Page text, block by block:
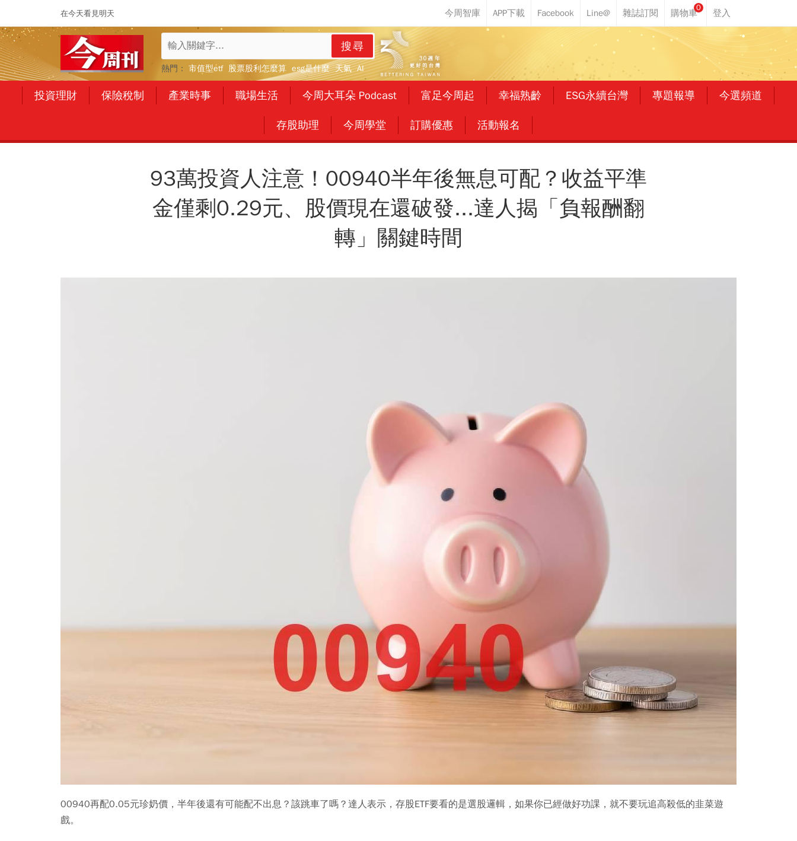
在今天看見明天
0
搜尋
熱門： 市值型etf 股票股利怎麼算 esg是什麼 天氣 AI
投資理財 保險稅制 產業時事 職場生活 今周大耳朵 Podcast 富足今周起 幸福熟齡 ESG永續台灣 專題報導 今選頻道
存股助理 今周學堂 訂購優惠 活動報名
93萬投資人注意！00940半年後無息可配？收益平準
金僅剩0.29元、股價現在還破發...達人揭「負報酬翻
轉」關鍵時間
00940再配0.05元珍奶價，半年後還有可能配不出息？該跳車了嗎？達人表示，存股ETF要看的是選股邏輯，如果你已經做好功課，就不要玩追高殺低的韭菜遊
戲。